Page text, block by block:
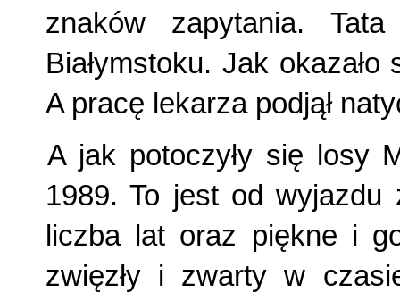
znaków zapytania.
Białymstoku. Jak
A pracę lekarza podjął
A jak potoczyły się losy
1989. To jest od
liczba lat oraz piękne i
zwięzły i zwarty w